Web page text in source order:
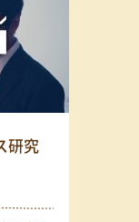
研究